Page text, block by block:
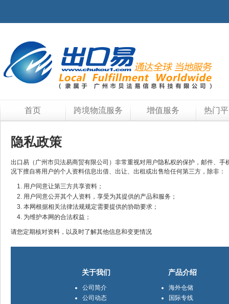
首页 跨境物流服务 增值服务 热门
隐私政策
出口易（广州市贝法易商贸有限公司）非常重视对用户隐私权的保护，邮件、
况下擅自将用户的个人资料信息出借、出让、出租或出售给任何第三方，除非：
用户同意让第三方共享资料；
用户同意公开其个人资料，享受为其提供的产品和服务；
本网根据相关法律法规规定需要提供的协助要求；
为维护本网的合法权益；
请您定期核对资料，以及时了解其他信息和变更情况
关于我们
公司简介
公司动态
产品介绍
海外仓储
国际专线